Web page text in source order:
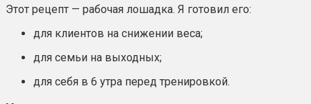
Этот рецепт — рабочая лошадка. Я готовил его:
для клиентов на снижении веса;
для семьи на выходных;
для себя в 6 утра перед тренировкой.